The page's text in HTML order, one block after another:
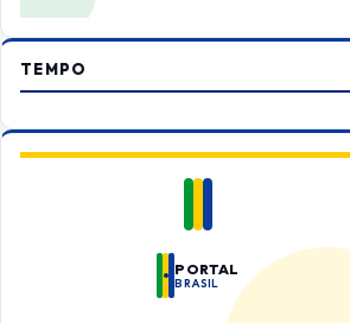
TEMPO
PORTAL
BRASIL